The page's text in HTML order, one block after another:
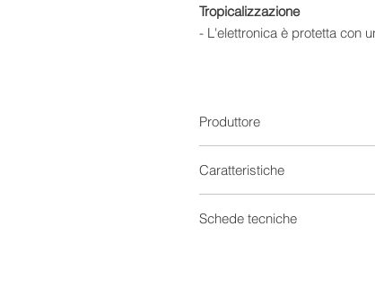
Tropicalizzazione
- L'elettronica è protetta con
impostazioni. Basterà infatti
- Tecnologia PWM ad altra
meccanico
Produttore
Caratteristiche
Regolatori di carica
Schede tecniche